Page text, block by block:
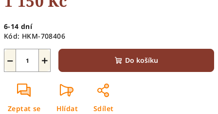
cena:
6-14 dní
Kód: HKM-708406
+
− Do košíku
Zeptat se Hlídat Sdílet